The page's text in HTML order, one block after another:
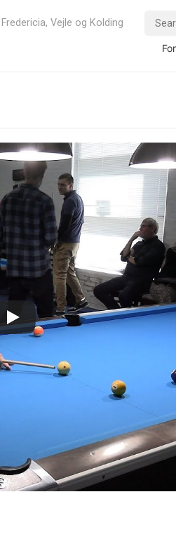
Vejle og Kolding